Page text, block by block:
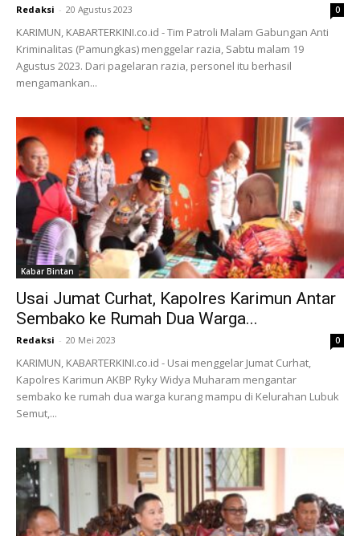
Redaksi - 20 Agustus 2023 0
KARIMUN, KABARTERKINI.co.id - Tim Patroli Malam Gabungan Anti
Kriminalitas (Pamungkas) menggelar razia, Sabtu malam 19
Agustus 2023. Dari pagelaran razia, personel itu berhasil
mengamankan...
Kabar Bintan
Usai Jumat Curhat, Kapolres Karimun Antar
Sembako ke Rumah Dua Warga...
Redaksi - 20 Mei 2023 0
KARIMUN, KABARTERKINI.co.id - Usai menggelar Jumat Curhat,
Kapolres Karimun AKBP Ryky Widya Muharam mengantar
sembako ke rumah dua warga kurang mampu di Kelurahan Lubuk
Semut,...